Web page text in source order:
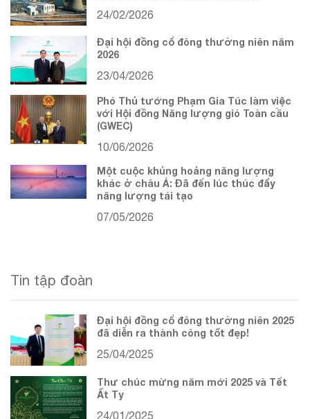
24/02/2026
Đại hội đồng cổ đông thường niên năm
2026
23/04/2026
Phó Thủ tướng Phạm Gia Túc làm việc
với Hội đồng Năng lượng gió Toàn cầu
(GWEC)
10/06/2026
Một cuộc khủng hoảng năng lượng
khác ở châu Á: Đã đến lúc thúc đẩy
năng lượng tái tạo
07/05/2026
Tin tập đoàn
Đại hội đồng cổ đông thường niên 2025
đã diễn ra thành công tốt đẹp!
25/04/2025
Thư chúc mừng năm mới 2025 và Tết
Ất Tỵ
24/01/2025